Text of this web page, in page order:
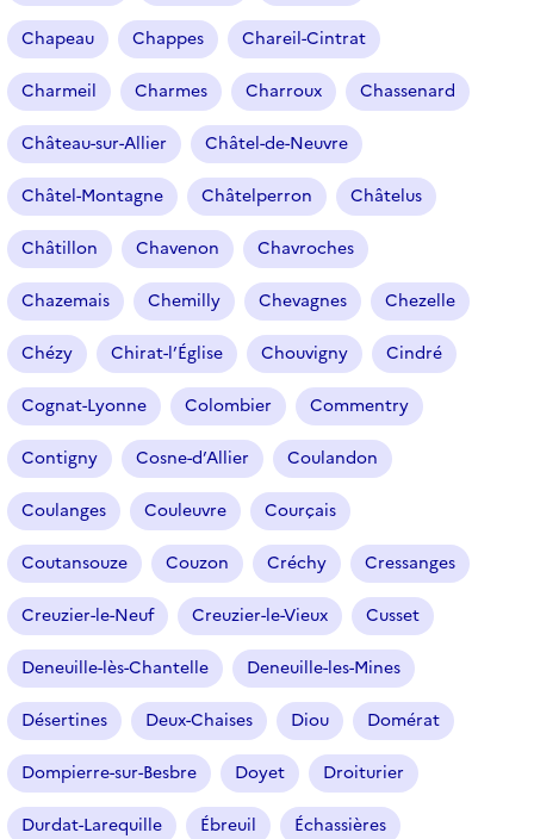
Chapeau Chappes Chareil-Cintrat
Charmeil Charmes Charroux Chassenard
Château-sur-Allier Châtel-de-Neuvre
Châtel-Montagne Châtelperron Châtelus
Châtillon Chavenon Chavroches
Chazemais Chemilly Chevagnes Chezelle
Chézy Chirat-l’Église Chouvigny Cindré
Cognat-Lyonne Colombier Commentry
Contigny Cosne-d’Allier Coulandon
Coulanges Couleuvre Courçais
Coutansouze Couzon Créchy Cressanges
Creuzier-le-Neuf Creuzier-le-Vieux Cusset
Deneuille-lès-Chantelle Deneuille-les-Mines
Désertines Deux-Chaises Diou Domérat
Dompierre-sur-Besbre Doyet Droiturier
Durdat-Larequille Ébreuil Échassières